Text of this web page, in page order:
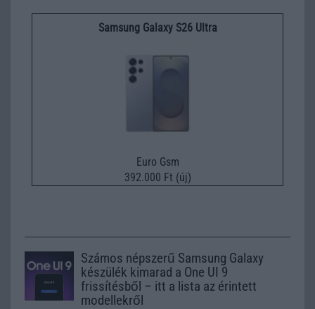
Samsung Galaxy S26 Ultra
Euro Gsm
392.000 Ft (új)
Számos népszerű Samsung Galaxy
készülék kimarad a One UI 9
frissítésből – itt a lista az érintett
modellekről